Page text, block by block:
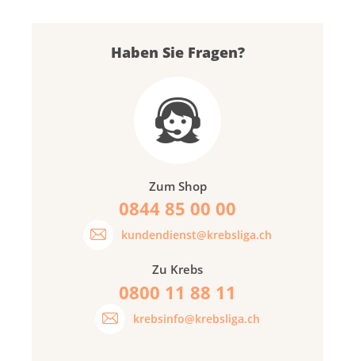
Haben Sie Fragen?
Zum Shop
0844 85 00 00
kundendienst@krebsliga.ch
Zu Krebs
0800 11 88 11
krebsinfo@krebsliga.ch